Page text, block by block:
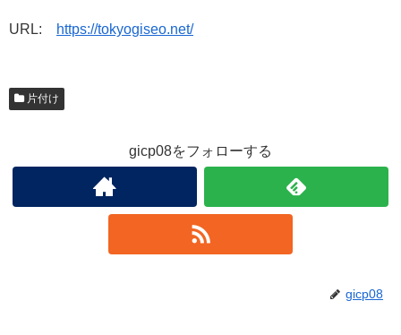
URL: https://tokyogiseo.net/
片付け
gicp08をフォローする
gicp08